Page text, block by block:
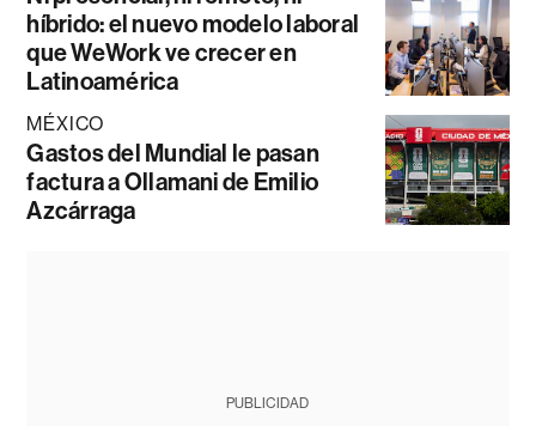
híbrido: el nuevo modelo laboral
que WeWork ve crecer en
Latinoamérica
MÉXICO
Gastos del Mundial le pasan
factura a Ollamani de Emilio
Azcárraga
PUBLICIDAD